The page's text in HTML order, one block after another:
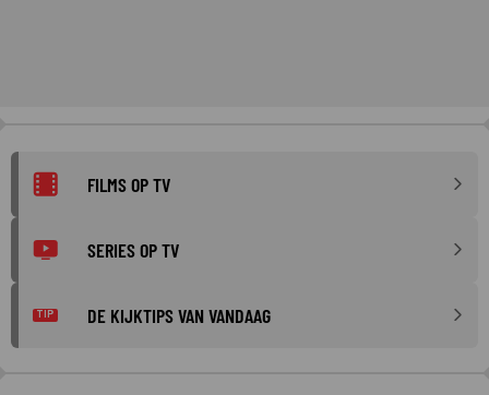
FILMS OP TV
SERIES OP TV
TIP DE KIJKTIPS VAN VANDAAG